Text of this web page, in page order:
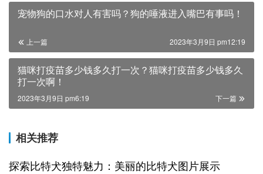
宠物狗的口水对人有害吗？狗的唾液进入嘴巴有事吗！
上一篇 2023年3月9日 pm12:19
猫咪打疫苗多少钱多久打一次？猫咪打疫苗多少钱多久
打一次啊！
下一篇
2023年3月9日 pm6:19
相关推荐
探索比特犬独特魅力：美丽的比特犬图片展示